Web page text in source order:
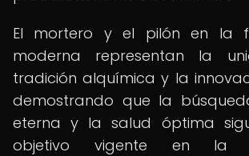
El mortero y el pilón en la
moderna representan la
tradición alquímica y la
demostrando que la
eterna y la salud óptima
objetivo vigente en la